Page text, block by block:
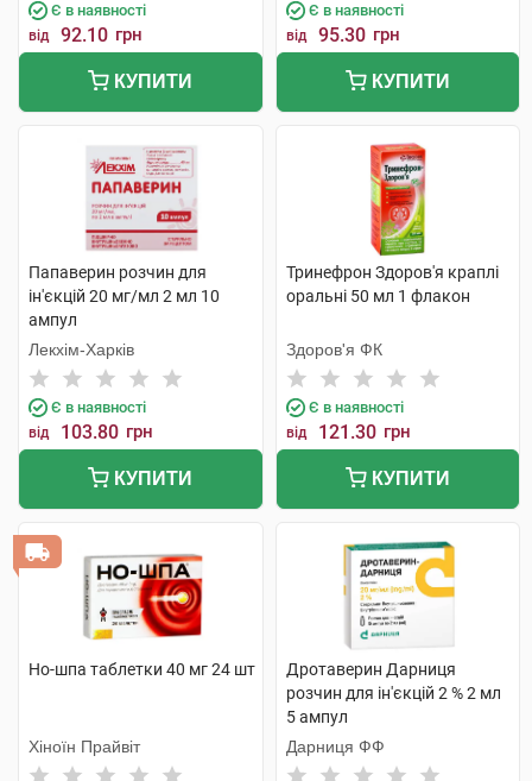
Є в наявності
від 92.10 грн
КУПИТИ
Є в наявності
від 95.30 грн
КУПИТИ
Папаверин розчин для
ін'єкцій 20 мг/мл 2 мл 10
ампул
Лекхім-Харків
Є в наявності
від 103.80 грн
КУПИТИ
Тринефрон Здоров'я краплі
оральні 50 мл 1 флакон
Здоров'я ФК
Є в наявності
від 121.30 грн
КУПИТИ
Но-шпа таблетки 40 мг 24 шт
Хіноїн Прайвіт
Дротаверин Дарниця
розчин для ін'єкцій 2 % 2 мл
5 ампул
Дарниця ФФ